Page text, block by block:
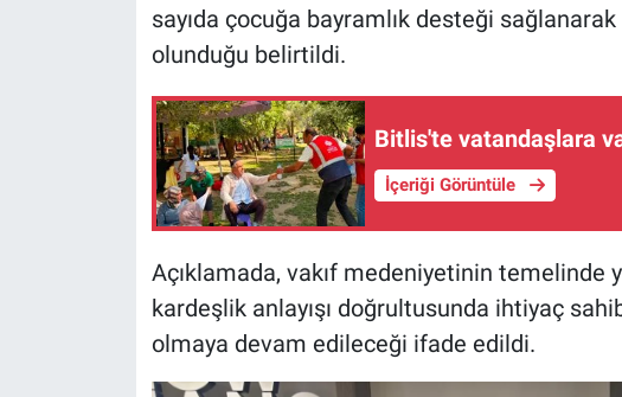
sayıda çocuğa bayramlık desteği
olunduğu belirtildi.
Bitlis'te vatandaşlara
İçeriği Görüntüle
Açıklamada, vakıf medeniyetinin temelinde
kardeşlik anlayışı doğrultusunda ihtiyaç
olmaya devam edileceği ifade edildi.